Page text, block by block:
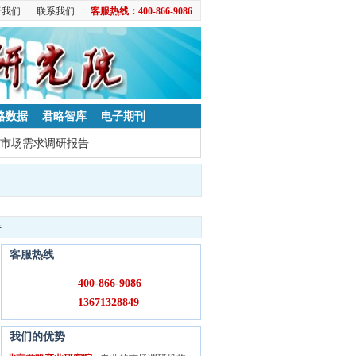
客服热线：400-866-9086
联系我们
们
数据 君略智库 电子期刊
市场需求调研报告
客服热线
400-866-9086
13671328849
我们的优势